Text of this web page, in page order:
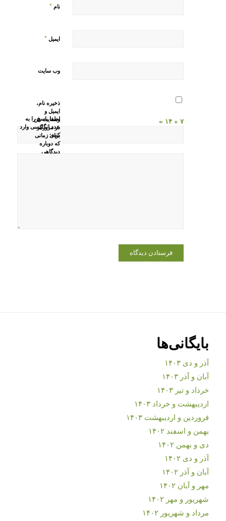
نام *
ایمیل *
وب‌ سایت
ذخیره نام،
ایمیل و
وبسایت من
در مرورگر
برای زمانی
که دوباره
دیدگاهی
لطفا پاسخ را به
عدد انگلیسی وارد
کنید:
۷ + ۱۴ =
بایگانی‌ها
آذر و دی ۱۴۰۳
آبان و آذر ۱۴۰۳
خرداد و تیر ۱۴۰۳
اردیبهشت و خرداد ۱۴۰۳
فروردین و اردیبهشت ۱۴۰۳
بهمن و اسفند ۱۴۰۲
دی و بهمن ۱۴۰۲
آذر و دی ۱۴۰۲
آبان و آذر ۱۴۰۲
مهر و آبان ۱۴۰۲
شهریور و مهر ۱۴۰۲
مرداد و شهریور ۱۴۰۲